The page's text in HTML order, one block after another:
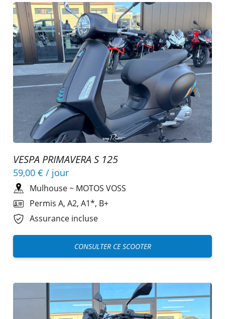
VESPA PRIMAVERA S 125
59,00 € / jour
Mulhouse~ MOTOS VOSS
Permis A, A2, A1*, B+
Assurance incluse
CONSULTER CE SCOOTER